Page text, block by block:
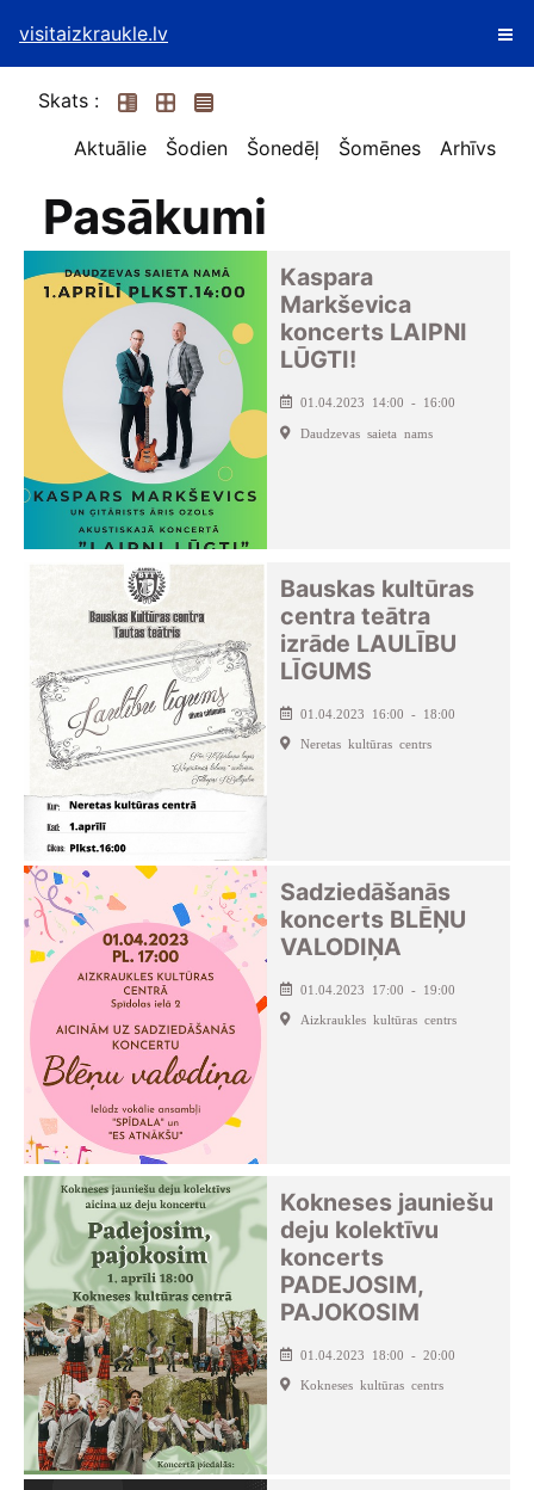
visitaizkraukle.lv
Skats :
Aktuālie
Šodien Šonedēļ Šomēnes Arhīvs
Pasākumi
Kaspara
Markševica
koncerts LAIPNI
LŪGTI!
01.04.2023 14:00 - 16:00
Daudzevas saieta nams
Bauskas kultūras
centra teātra
izrāde LAULĪBU
LĪGUMS
01.04.2023 16:00 - 18:00
Neretas kultūras centrs
Sadziedāšanās
koncerts BLĒŅU
VALODIŅA
01.04.2023 17:00 - 19:00
Aizkraukles kultūras centrs
Kokneses jauniešu
deju kolektīvu
koncerts
PADEJOSIM,
PAJOKOSIM
01.04.2023 18:00 - 20:00
Kokneses kultūras centrs